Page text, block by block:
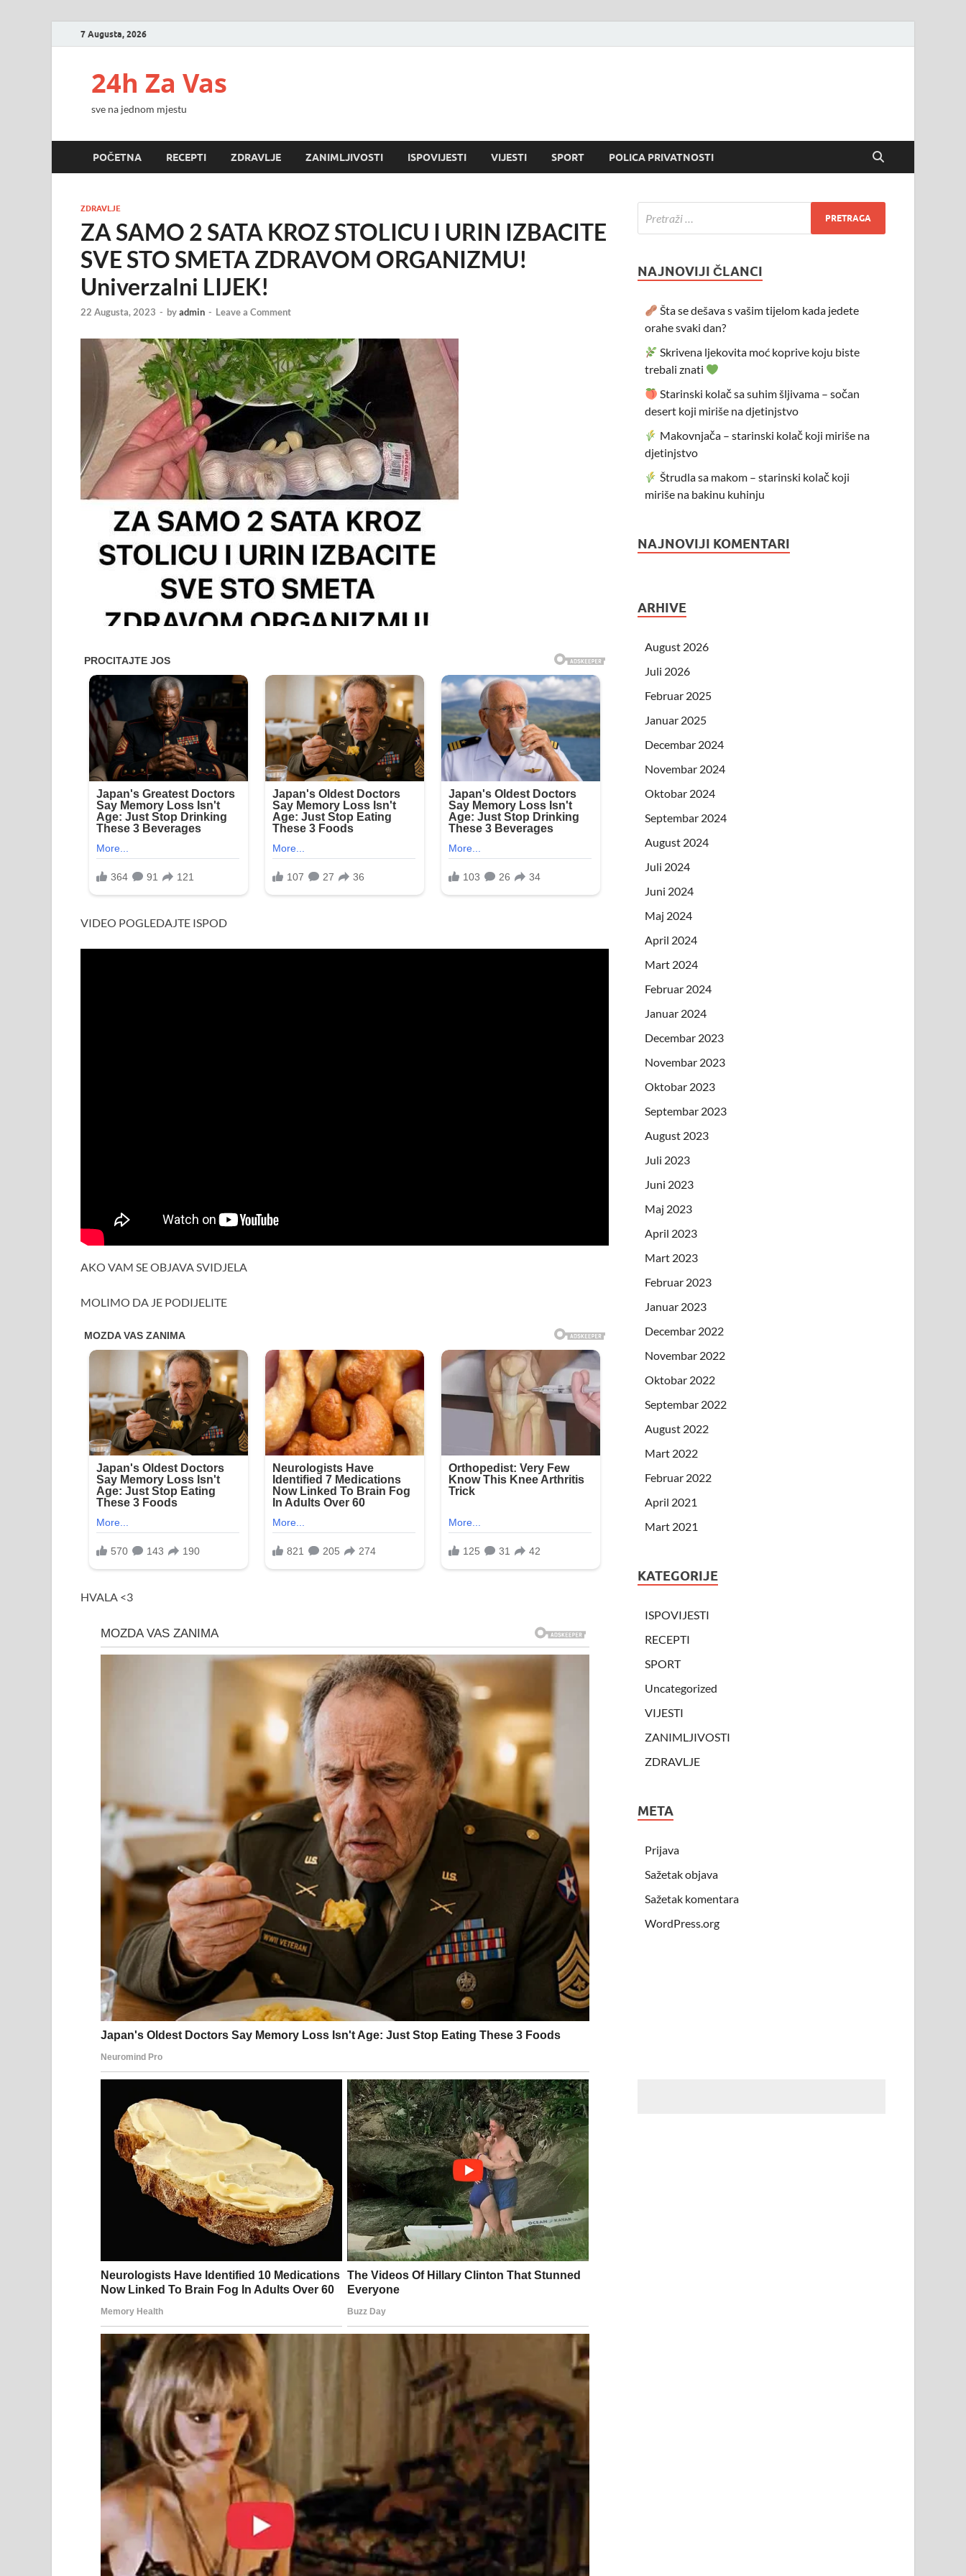
7 Augusta, 2026
24h Za Vas
sve na jednom mjestu
POČETNA RECEPTI ZDRAVLJE ZANIMLJIVOSTI ISPOVIJESTI VIJESTI SPORT POLICA PRIVATNOSTI
ZDRAVLJE
ZA SAMO 2 SATA KROZ STOLICU I URIN IZBACITE
SVE STO SMETA ZDRAVOM ORGANIZMU!
Univerzalni LIJEK!
22 Augusta, 2023 - byadmin - Leave a Comment
VIDEO POGLEDAJTE ISPOD
AKO VAM SE OBJAVA SVIDJELA
MOLIMO DA JE PODIJELITE
HVALA <3
NAJNOVIJI ČLANCI
Šta se dešava s vašim tijelom kada jedete
orahe svaki dan?
Skrivena ljekovita moć koprive koju biste
trebali znati
Starinski kolač sa suhim šljivama – sočan
desert koji miriše na djetinjstvo
Makovnjača – starinski kolač koji miriše na
djetinjstvo
Štrudla sa makom – starinski kolač koji
miriše na bakinu kuhinju
NAJNOVIJI KOMENTARI
ARHIVE
August 2026
Juli 2026
Februar 2025
Januar 2025
Decembar 2024
Novembar 2024
Oktobar 2024
Septembar 2024
August 2024
Juli 2024
Juni 2024
Maj 2024
April 2024
Mart 2024
Februar 2024
Januar 2024
Decembar 2023
Novembar 2023
Oktobar 2023
Septembar 2023
August 2023
Juli 2023
Juni 2023
Maj 2023
April 2023
Mart 2023
Februar 2023
Januar 2023
Decembar 2022
Novembar 2022
Oktobar 2022
Septembar 2022
August 2022
Mart 2022
Februar 2022
April 2021
Mart 2021
KATEGORIJE
ISPOVIJESTI
RECEPTI
SPORT
Uncategorized
VIJESTI
ZANIMLJIVOSTI
ZDRAVLJE
META
Prijava
Sažetak objava
Sažetak komentara
WordPress.org